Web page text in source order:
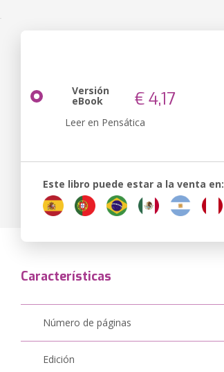
Versión
eBook € 4,17
Leer en Pensática
Este libro puede estar a la venta en:
Características
Número de páginas
Edición